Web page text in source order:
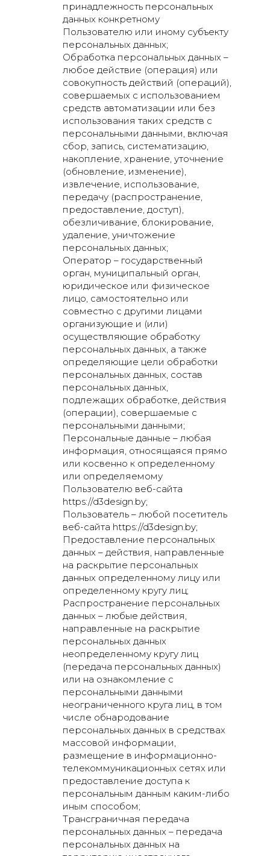
принадлежность персональных
данных конкретному
Пользователю или иному субъекту
персональных данных;
Обработка персональных данных –
любое действие (операция) или
совокупность действий (операций),
совершаемых с использованием
средств автоматизации или без
использования таких средств с
персональными данными, включая
сбор, запись, систематизацию,
накопление, хранение, уточнение
(обновление, изменение),
извлечение, использование,
передачу (распространение,
предоставление, доступ),
обезличивание, блокирование,
удаление, уничтожение
персональных данных;
Оператор – государственный
орган, муниципальный орган,
юридическое или физическое
лицо, самостоятельно или
совместно с другими лицами
организующие и (или)
осуществляющие обработку
персональных данных, а также
определяющие цели обработки
персональных данных, состав
персональных данных,
подлежащих обработке, действия
(операции), совершаемые с
персональными данными;
Персональные данные – любая
информация, относящаяся прямо
или косвенно к определенному
или определяемому
Пользователю веб-сайта
https://d3design.by;
Пользователь – любой посетитель
веб-сайта https://d3design.by;
Предоставление персональных
данных – действия, направленные
на раскрытие персональных
данных определенному лицу или
определенному кругу лиц;
Распространение персональных
данных – любые действия,
направленные на раскрытие
персональных данных
неопределенному кругу лиц
(передача персональных данных)
или на ознакомление с
персональными данными
неограниченного круга лиц, в том
числе обнародование
персональных данных в средствах
массовой информации,
размещение в информационно-
телекоммуникационных сетях или
предоставление доступа к
персональным данным каким-либо
иным способом;
Трансграничная передача
персональных данных – передача
персональных данных на